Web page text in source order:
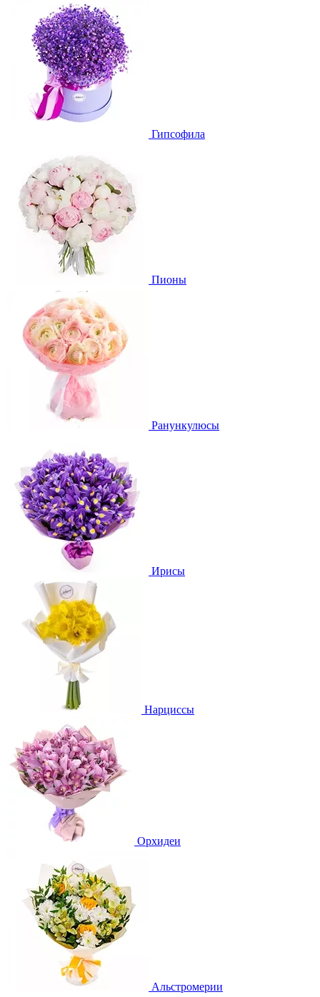
Гипсофила
Пионы
Ранункулюсы
Ирисы
Нарциссы
Орхидеи
Альстромерии